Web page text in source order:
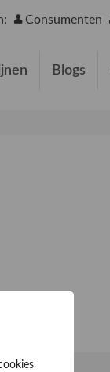
Consumenten
Blogs